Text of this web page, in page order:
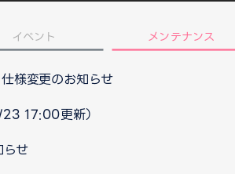
イベント メンテナンス
様変更のお知らせ
17:00更新）
せ